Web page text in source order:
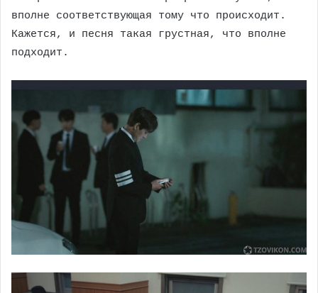
вполне соответствующая тому что происходит.
Кажется, и песня такая грустная, что вполне
подходит.